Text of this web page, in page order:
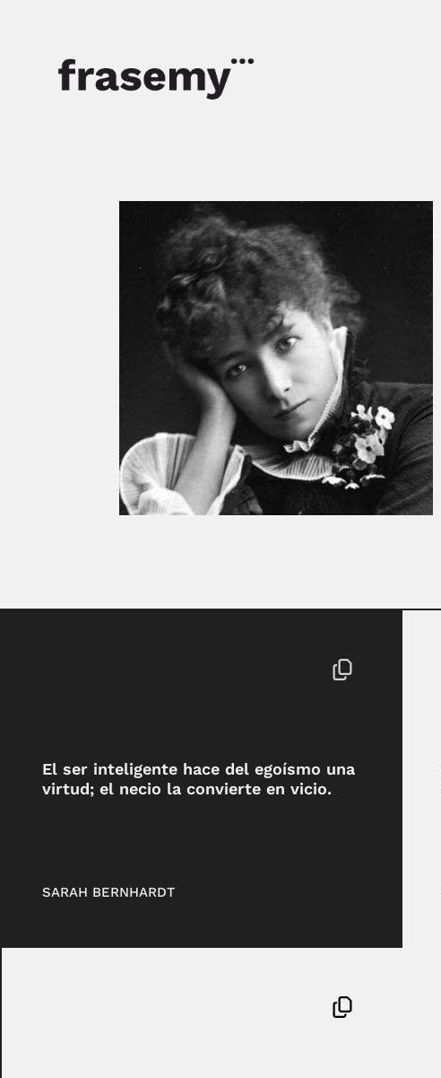
El ser inteligente hace del egoísmo una
virtud; el necio la convierte en vicio.
SARAH BERNHARDT